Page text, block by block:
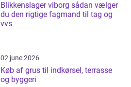
Blikkenslager viborg sådan vælger
du den rigtige fagmand til tag og
vvs
02 june 2026
Køb af grus til indkørsel, terrasse
og byggeri